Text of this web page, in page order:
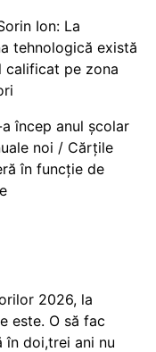
Ion: La
tehnologică există
calificat pe zona
încep anul școlar
noi / Cărțile
în funcție de
2026, la
este. O să fac
în doi,trei ani nu